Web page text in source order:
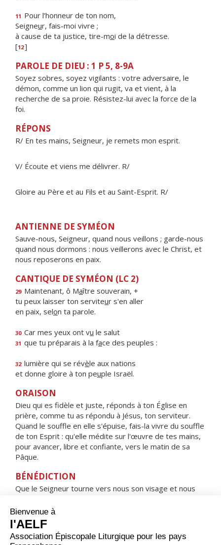
11 Pour l’honneur de ton nom,
Seigneur, fais-moi vivre ;
à cause de ta justice, tire-moi de la détresse.
[12]
PAROLE DE DIEU : 1 P 5, 8-9A
Soyez sobres, soyez vigilants : votre adversaire, le
démon, comme un lion qui rugit, va et vient, à la
recherche de sa proie. Résistez-lui avec la force de la
foi.
RÉPONS
R/ En tes mains, Seigneur, je remets mon esprit.
V/ Écoute et viens me délivrer. R/
Gloire au Père et au Fils et au Saint-Esprit. R/
ANTIENNE DE SYMÉON
Sauve-nous, Seigneur, quand nous veillons ; garde-nous
quand nous dormons : nous veillerons avec le Christ, et
nous reposerons en paix.
CANTIQUE DE SYMÉON (LC 2)
29 Maintenant, ô Maître souverain, +
tu peux laisser ton serviteur s'en aller
en paix, selon ta parole.
30 Car mes yeux ont vu le salut
31 que tu préparais à la face des peuples :
32 lumière qui se révèle aux nations
et donne gloire à ton peuple Israël.
ORAISON
Dieu qui es fidèle et juste, réponds à ton Église en
prière, comme tu as répondu à Jésus, ton serviteur.
Quand le souffle en elle s'épuise, fais-la vivre du souffle
de ton Esprit : qu'elle médite sur l'œuvre de tes mains,
pour avancer, libre et confiante, vers le matin de sa
Pâque.
BÉNÉDICTION
Que le Seigneur tourne vers nous son visage et nous
HYMNE : HEUREUSE ES-TU, VIERGE MARIE !
Heureuse es-tu, Vierge Marie !
Par toi, le salut est entré dans le monde.